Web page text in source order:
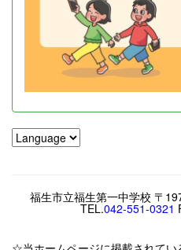
福生市立福生第一中学校 〒
TEL.042-551-0321